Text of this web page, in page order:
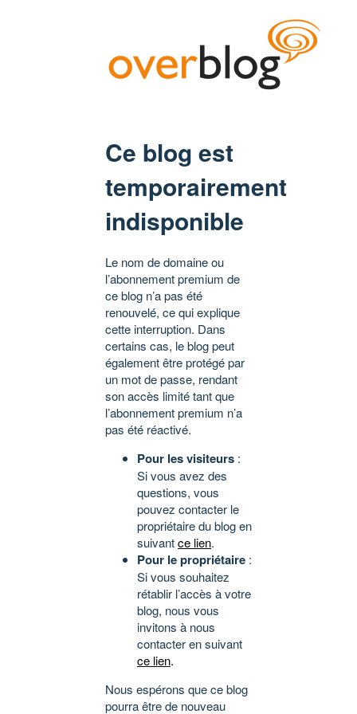
Ce blog est
temporairement
indisponible
Le nom de domaine ou
l’abonnement premium de
ce blog n’a pas été
renouvelé, ce qui explique
cette interruption. Dans
certains cas, le blog peut
également être protégé par
un mot de passe, rendant
son accès limité tant que
l’abonnement premium n’a
pas été réactivé.
Pour les visiteurs :
Si vous avez des
questions, vous
pouvez contacter le
propriétaire du blog en
suivantce lien.
Pour le propriétaire :
Si vous souhaitez
rétablir l’accès à votre
blog, nous vous
invitons à nous
contacter en suivant
ce lien.
Nous espérons que ce blog
pourra être de nouveau